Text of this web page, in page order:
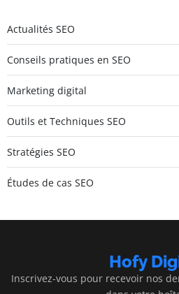
Actualités SEO
Conseils pratiques en SEO
Marketing digital
Outils et Techniques SEO
Stratégies SEO
Études de cas SEO
Hofy
Inscrivez-vous pour recevoir nos